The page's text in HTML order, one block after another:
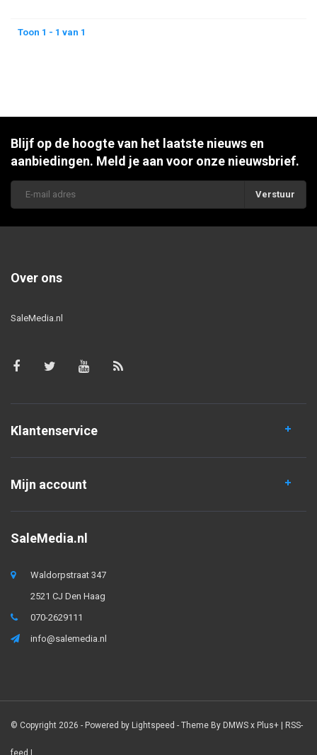
Toon 1 - 1 van 1
Blijf op de hoogte van het laatste nieuws en
aanbiedingen. Meld je aan voor onze nieuwsbrief.
Verstuur
Over ons
SaleMedia.nl
Klantenservice
Mijn account
SaleMedia.nl
Waldorpstraat 347
2521 CJ Den Haag
070-2629111
info@salemedia.nl
© Copyright 2026 - Powered by Lightspeed - Theme By DMWS x Plus+ | RSS-
feed |